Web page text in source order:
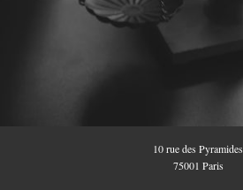
10 rue des Pyramides
75001 Paris